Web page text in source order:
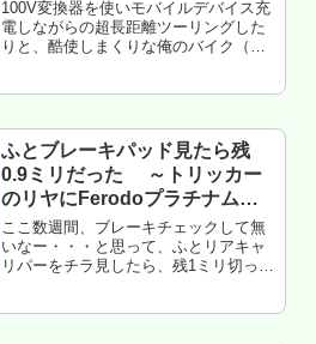
みた
100V変換器を使いモバイルデバイス充
電しながらの超長距離ツーリングした
りと、酷使しまくりな俺のバイク（ヤ
ふとブレーキパッド見たら残
0.9ミリだった ～トリッカー
のリヤにFerodoプラチナム付
けたインプレ
ここ数週間、ブレーキチェックして無
いなー・・・と思って、ふとリアキャ
リパーをチラ見したら、残1ミリ切って